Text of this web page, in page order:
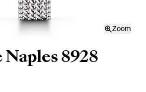
Zoom
Naples 8928